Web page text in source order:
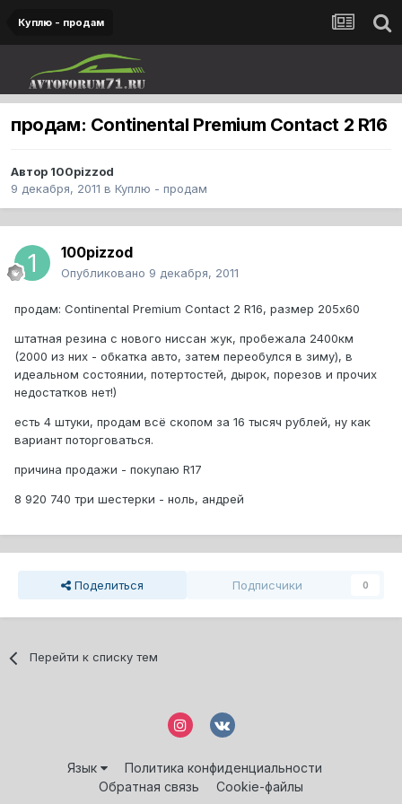
Куплю - продам
продам: Continental Premium Contact 2 R16
Автор 100pizzod
9 декабря, 2011 в Куплю - продам
100pizzod
Опубликовано 9 декабря, 2011
продам: Continental Premium Contact 2 R16, размер 205х60
штатная резина с нового ниссан жук, пробежала 2400км
(2000 из них - обкатка авто, затем переобулся в зиму), в
идеальном состоянии, потертостей, дырок, порезов и прочих
недостатков нет!)
есть 4 штуки, продам всё скопом за 16 тысяч рублей, ну как
вариант поторговаться.
причина продажи - покупаю R17
8 920 740 три шестерки - ноль, андрей
Поделиться Подписчики 0
Перейти к списку тем
Язык
Политика конфиденциальности
Обратная связь
Cookie-файлы